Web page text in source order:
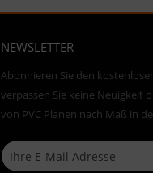
NEWSLETTER
Abonnieren Sie den
verpassen Sie keine Neuigkeit
von PVC Planen nach Maß in